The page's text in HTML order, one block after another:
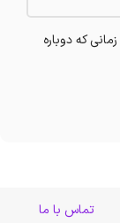
که دوباره
تماس با ما